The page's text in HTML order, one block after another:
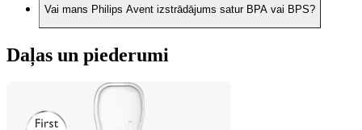
Vai mans Philips Avent izstrādājums satur BPA vai BPS?
Daļas un piederumi